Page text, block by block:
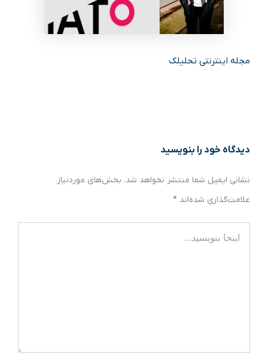
مجله اینترنتی تحلیلک
دیدگاه‌ خود را بنویسید
نشانی ایمیل شما منتشر نخواهد شد. بخش‌های موردنیاز
علامت‌گذاری شده‌اند *
بنویسید…